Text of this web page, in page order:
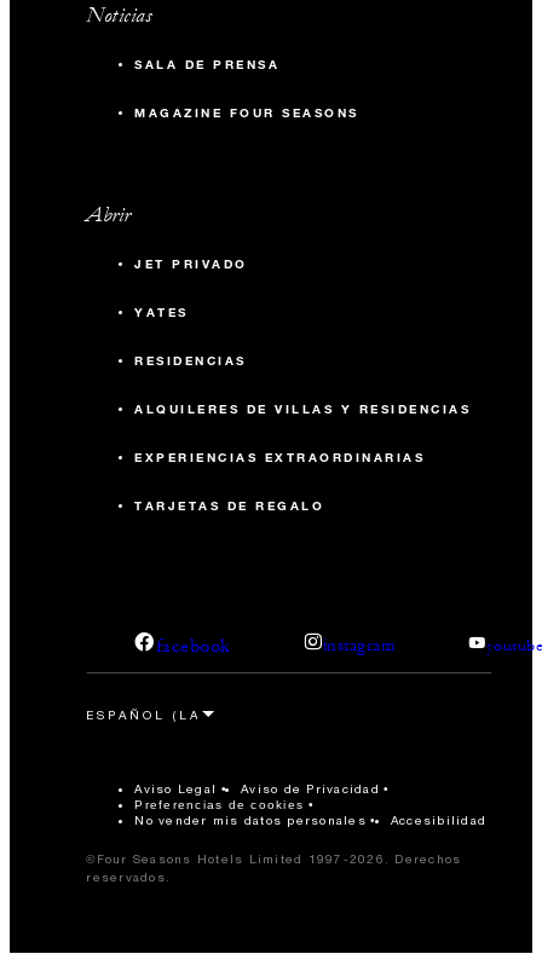
Noticias
SALA DE PRENSA
MAGAZINE FOUR SEASONS
Abrir
JET PRIVADO
YATES
RESIDENCIAS
ALQUILERES DE VILLAS Y RESIDENCIAS
EXPERIENCIAS EXTRAORDINARIAS
TARJETAS DE REGALO
facebook instagram
Aviso Legal Aviso de Privacidad
Preferencias de cookies
No vender mis datos personales Accesibilidad
©Four Seasons Hotels Limited 1997-2026. Derechos
reservados.